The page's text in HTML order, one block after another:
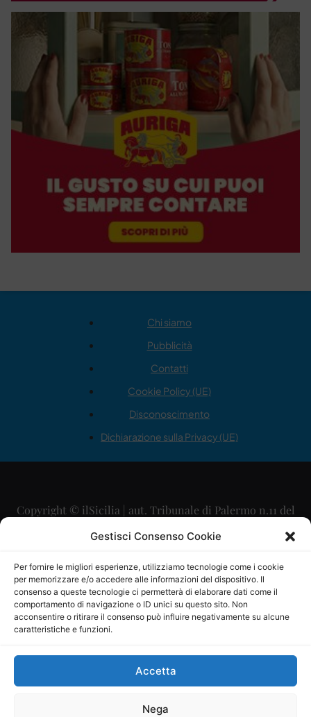
Gestisci Consenso Cookie
Per fornire le migliori esperienze, utilizziamo tecnologie come i cookie
per memorizzare e/o accedere alle informazioni del dispositivo. Il
consenso a queste tecnologie ci permetterà di elaborare dati come il
comportamento di navigazione o ID unici su questo sito. Non
acconsentire o ritirare il consenso può influire negativamente su alcune
caratteristiche e funzioni.
Accetta
Nega
Chi siamo
Pubblicità
Contatti
Cookie Policy (UE)
Disconoscimento
Dichiarazione sulla Privacy (UE)
Copyright © ilSicilia | aut. Tribunale di Palermo n.11 del
29/09/2015
Direttore Editoriale: Maurizio Scaglione
Direttore Responsabile: Maria Calabrese
P.IVA: 06334930820
Mercurio Comunicazione Società Cooperativa a r.l. è
iscritta al Registro degli Operatori di Comunicazione al